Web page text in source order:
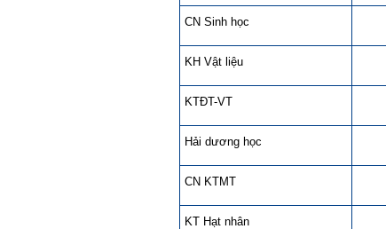
CN Sinh học
KH Vật liệu
KTĐT-VT
Hải dương học
CN KTMT
KT Hạt nhân